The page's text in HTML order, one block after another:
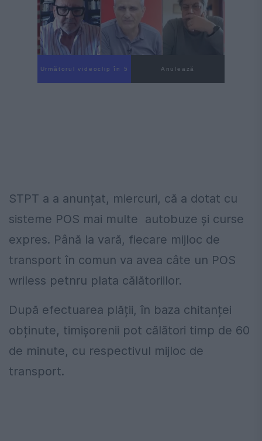
Următorul videoclip în 4 Anulează
STPT a a anunțat, miercuri, că a dotat cu
sisteme POS mai multe autobuze și curse
expres. Până la vară, fiecare mijloc de
transport în comun va avea câte un POS
wriless petnru plata călătoriilor.
După efectuarea plății, în baza chitanței
obținute, timișorenii pot călători timp de 60
de minute, cu respectivul mijloc de
transport.